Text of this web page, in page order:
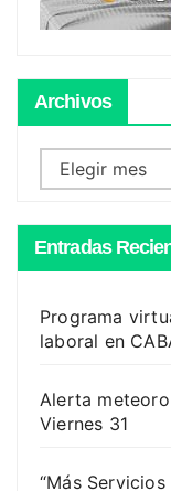
Archivos
Archivos
Entradas
Programa
laboral en
Alerta
Viernes 31
“Más Servicios